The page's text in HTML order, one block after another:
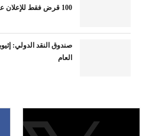
100 قرض فقط للإعلان عنهم قريبا
صندوق النقد الدولي:
العام